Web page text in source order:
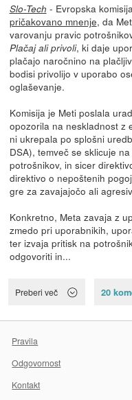
Slo-Tech - Evropska komisija
pričakovano mnenje, da
varovanju pravic
Plačaj ali privoli, ki daje
plačajo naročnino na
bodisi privolijo v uporabo
oglaševanje.
Komisija je Meti poslala
opozorila na neskladnost z
ni ukrepala po splošni
DSA), temveč se sklicuje
potrošnikov, in sicer
direktivo o nepoštenih
gre za zavajajočo ali
Konkretno, Meta zavaja z
zmedo pri uporabnikih,
ter izvaja pritisk na
odgovoriti in...
Preberi več 20
Pravila
Odgovornost
Kontakt